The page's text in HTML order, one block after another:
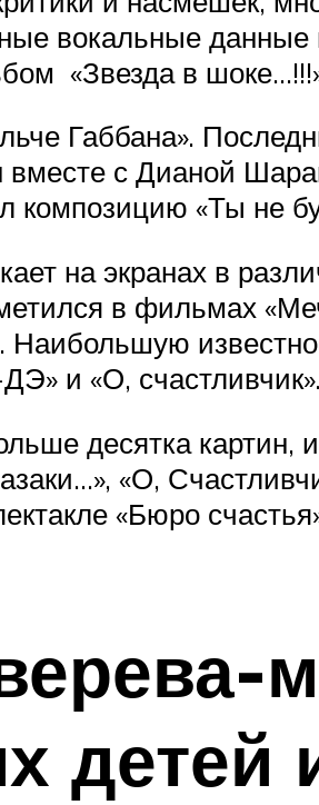
вокальные
«Звезда в
Габбана».
вместе с Дианой
композицию «Ты не
на экранах в
в фильмах
и «О, счастливчик».
десятка
«О,
«Бюро
детей